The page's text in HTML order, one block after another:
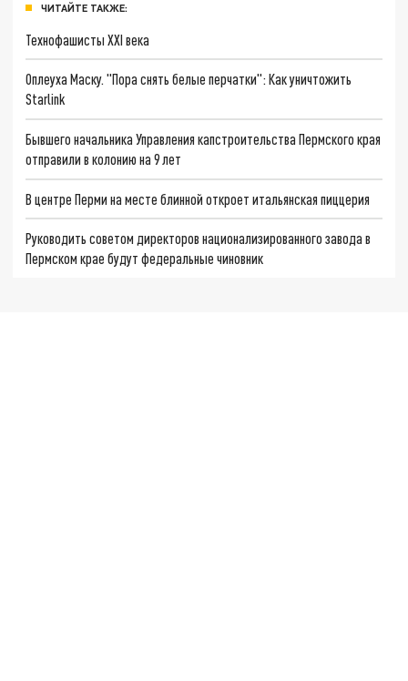
ЧИТАЙТЕ ТАКЖЕ:
Технофашисты XXI века
Оплеуха Маску. "Пора снять белые перчатки": Как уничтожить
Starlink
Бывшего начальника Управления капстроительства Пермского края
отправили в колонию на 9 лет
В центре Перми на месте блинной откроет итальянская пиццерия
Руководить советом директоров национализированного завода в
Пермском крае будут федеральные чиновник